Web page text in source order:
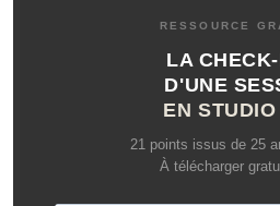
RESSOURCE
LA
D'UNE
EN
21 points issus de 25
À télécharger